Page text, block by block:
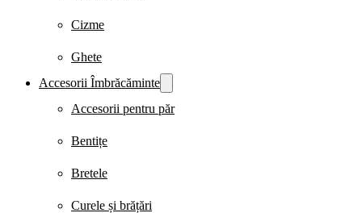
Cizme
Ghete
Accesorii Îmbrăcăminte
Accesorii pentru păr
Bentițe
Bretele
Curele și brățări